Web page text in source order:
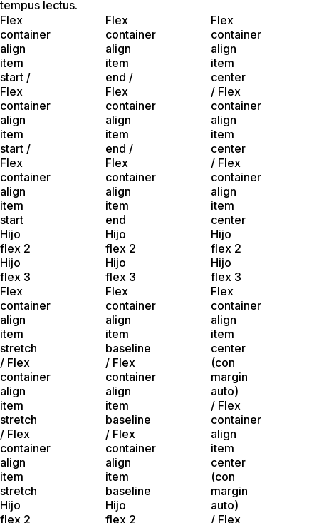
tempus lectus.
Flex
container
align
item
start /
Flex
container
align
item
start /
Flex
container
align
item
start
Hijo
flex 2
Hijo
flex 3
Flex
container
align
item
end /
Flex
container
align
item
end /
Flex
container
align
item
end
Hijo
flex 2
Hijo
flex 3
Flex
container
align
item
center
/ Flex
container
align
item
center
/ Flex
container
align
item
center
Hijo
flex 2
Hijo
flex 3
Flex
container
align
item
stretch
/ Flex
container
align
item
stretch
/ Flex
container
align
item
stretch
Hijo
flex 2
Flex
container
align
item
baseline
/ Flex
container
align
item
baseline
/ Flex
container
align
item
baseline
Hijo
flex 2
Flex
container
align
item
center
(con
margin
auto)
/ Flex
container
align
item
center
(con
margin
auto)
/ Flex